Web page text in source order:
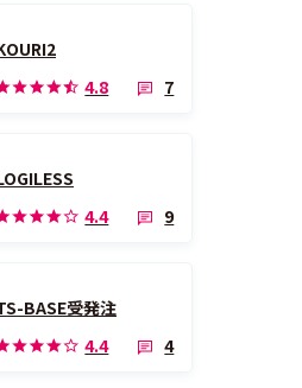
4.8
7
4.4
9
BASE受発注
4.4
4